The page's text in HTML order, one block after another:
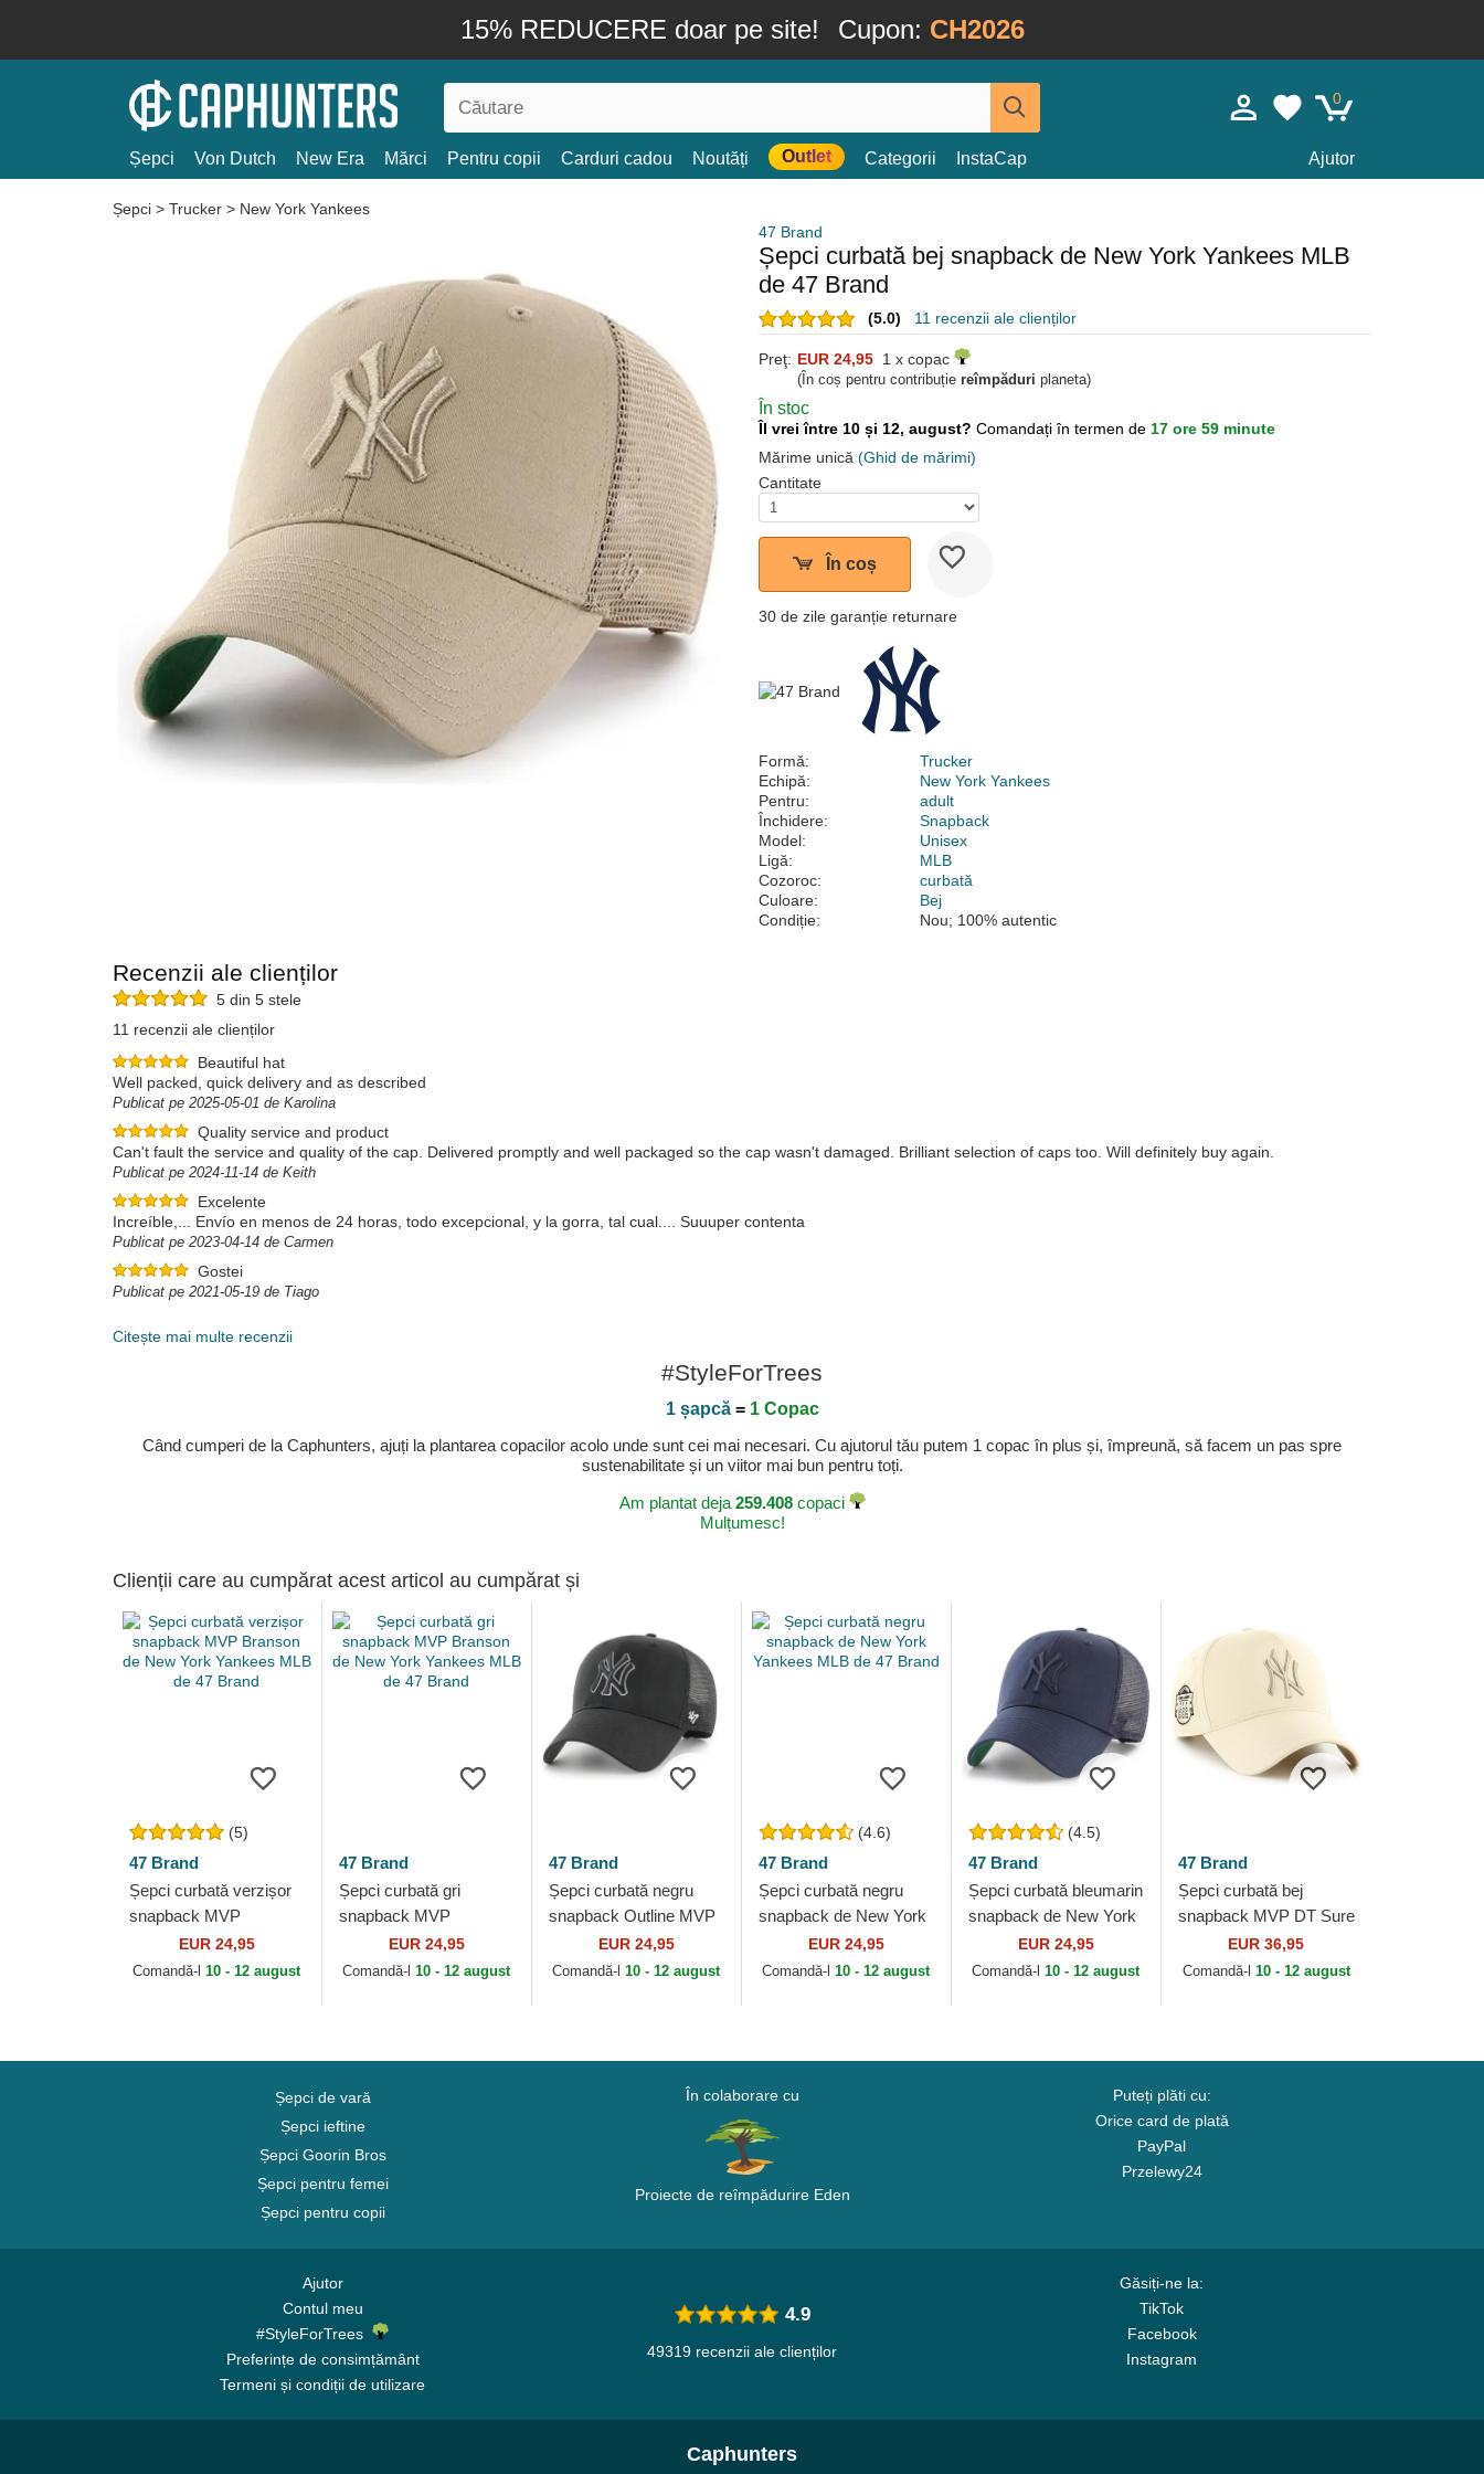
15% REDUCERE doar pe site! Cupon: CH2026
0
Șepci Von Dutch New Era Mărci Pentru copii Carduri cadou Noutăți Outlet Categorii InstaCap Ajutor
Șepci > Trucker > New York Yankees
47 Brand
Șepci curbată bej snapback de New York Yankees MLB
de 47 Brand
(5.0) 11 recenzii ale clienților
Preţ: EUR 24,95 1 x copac
(În coș pentru contribuție reîmpăduri planeta)
În stoc
Îl vrei între 10 și 12, august? Comandați în termen de 17 ore 59 minute
Mărime unică (Ghid de mărimi)
Cantitate
În coș
30 de zile garanție returnare
Formă:
Trucker
Echipă:
New York Yankees
Pentru:
adult
Închidere:
Snapback
Model:
Unisex
Ligă:
MLB
Cozoroc:
curbată
Culoare:
Bej
Condiție:
Nou; 100% autentic
Recenzii ale clienților
5 din 5 stele
11 recenzii ale clienților
Beautiful hat
Well packed, quick delivery and as described
Publicat pe 2025-05-01 de Karolina
Quality service and product
Can't fault the service and quality of the cap. Delivered promptly and well packaged so the cap wasn't damaged. Brilliant selection of caps too. Will definitely buy again.
Publicat pe 2024-11-14 de Keith
Excelente
Increíble,... Envío en menos de 24 horas, todo excepcional, y la gorra, tal cual.... Suuuper contenta
Publicat pe 2023-04-14 de Carmen
Gostei
Publicat pe 2021-05-19 de Tiago
Citește mai multe recenzii
#StyleForTrees
1 șapcă= 1 Copac
Când cumperi de la Caphunters, ajuți la plantarea copacilor acolo unde sunt cei mai necesari. Cu ajutorul tău putem 1 copac în plus și, împreună, să facem un pas spre
sustenabilitate și un viitor mai bun pentru toți.
Am plantat deja 259.408copaci
Mulțumesc!
Clienții care au cumpărat acest articol au cumpărat și
(5)
47 Brand
Șepci curbată verzișor
snapback MVP
Branson de New York
Yankees MLB de 47
EUR 24,95
Comandă-l10 - 12 august
47 Brand
Șepci curbată gri
snapback MVP
Branson de New York
Yankees MLB de 47
EUR 24,95
Comandă-l10 - 12 august
47 Brand
Șepci curbată negru
snapback Outline MVP
Branson de New York
Yankees MLB de 47
EUR 24,95
Comandă-l10 - 12 august
(4.6)
47 Brand
Șepci curbată negru
snapback de New York
Yankees MLB de 47
Brand
EUR 24,95
Comandă-l10 - 12 august
(4.5)
47 Brand
Șepci curbată bleumarin
snapback de New York
Yankees MLB de 47
Brand
EUR 24,95
Comandă-l10 - 12 august
47 Brand
Șepci curbată bej
snapback MVP DT Sure
Shot Two Tone Cotton
de New York Yankees
EUR 36,95
Comandă-l 10 - 12 august
Șepci de vară
Șepci ieftine
Șepci Goorin Bros
Șepci pentru femei
Șepci pentru copii
În colaborare cu
Proiecte de reîmpădurire Eden
Puteți plăti cu:
Orice card de plată
PayPal
Przelewy24
Ajutor
Contul meu
#StyleForTrees
Preferințe de consimțământ
Termeni și condiții de utilizare
Găsiți-ne la:
TikTok
Facebook
Instagram
4.9
49319 recenzii ale clienților
Caphunters